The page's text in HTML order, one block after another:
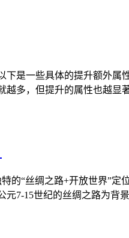
是一些具体的提升额外
多，但提升的属性也越显
的“丝绸之路+开放世界”
7-15世纪的丝绸之路为背